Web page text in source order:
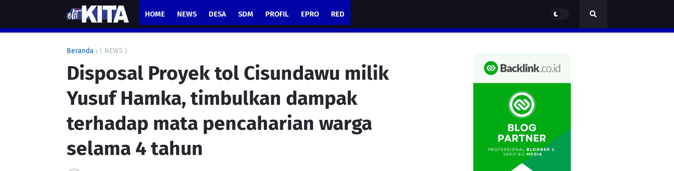
HOME NEWS DESA SDM PROFIL EPRO RED
Beranda ( NEWS )
Disposal Proyek tol Cisundawu milik
Yusuf Hamka, timbulkan dampak
terhadap mata pencaharian warga
selama 4 tahun